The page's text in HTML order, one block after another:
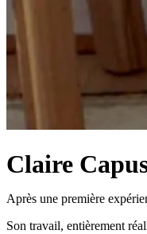
Claire
Après une première
Son travail, entièrement